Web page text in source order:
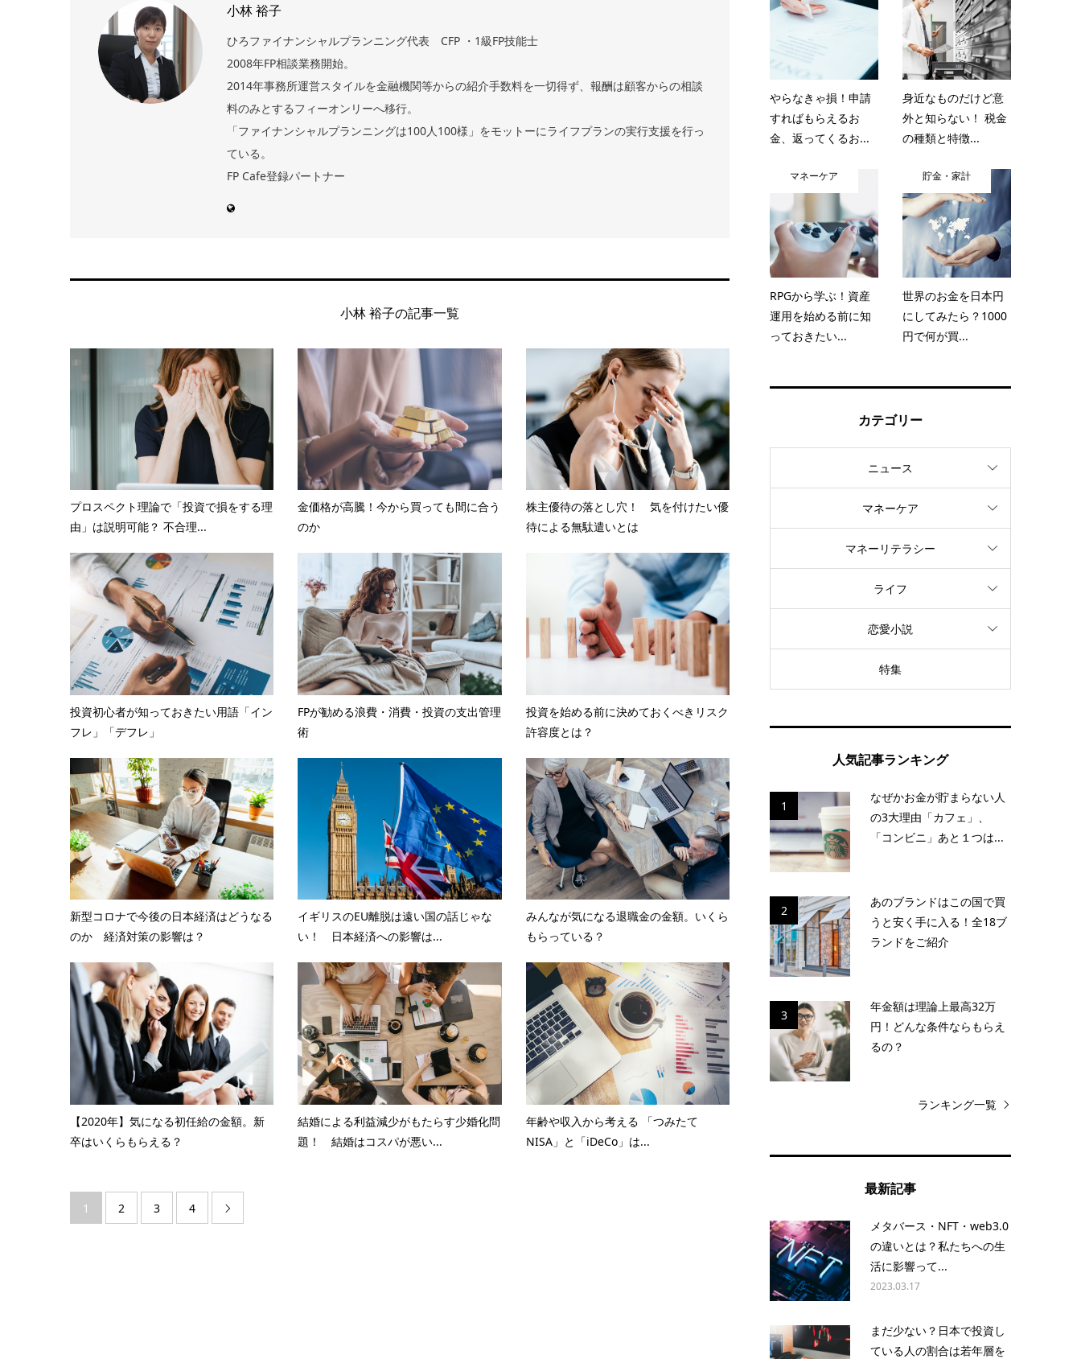
小林 裕子
ひろファイナンシャルプランニング代表 CFP ・1級FP技能士
2008年FP相談業務開始。
2014年事務所運営スタイルを金融機関等からの紹介手数料を一切得ず、報酬は顧客からの相談
料のみとするフィーオンリーへ移行。
「ファイナンシャルプランニングは100人100様」をモットーにライフプランの実行支援を行っ
ている。
FP Cafe登録パートナー
小林 裕子の記事一覧
プロスペクト理論で「投資で損をする理
由」は説明可能？ 不合理...
金価格が高騰！今から買っても間に合う
のか
株主優待の落とし穴！ 気を付けたい優
待による無駄遣いとは
投資初心者が知っておきたい用語「イン
フレ」「デフレ」
FPが勧める浪費・消費・投資の支出管理
術
投資を始める前に決めておくべきリスク
許容度とは？
新型コロナで今後の日本経済はどうなる
のか 経済対策の影響は？
イギリスのEU離脱は遠い国の話じゃな
い！ 日本経済への影響は...
みんなが気になる退職金の金額。いくら
もらっている？
【2020年】気になる初任給の金額。新
卒はいくらもらえる？
結婚による利益減少がもたらす少婚化問
題！ 結婚はコスパが悪い...
年齢や収入から考える 「つみたて
NISA」と「iDeCo」は...
1 2 3 4 
やらなきゃ損！申請
すればもらえるお
金、返ってくるお...
身近なものだけど意
外と知らない！ 税金
の種類と特徴...
マネーケア
RPGから学ぶ！資産
運用を始める前に知
っておきたい...
貯金・家計
世界のお金を日本円
にしてみたら？1000
円で何が買...
カテゴリー
ニュース
マネーケア
マネーリテラシー
ライフ
恋愛小説
特集
人気記事ランキング
1
なぜかお金が貯まらない人
の3大理由「カフェ」、
「コンビニ」あと１つは...
2
あのブランドはこの国で買
うと安く手に入る！全18ブ
ランドをご紹介
3
年金額は理論上最高32万
円！どんな条件ならもらえ
るの？
ランキング一覧
最新記事
メタバース・NFT・web3.0
の違いとは？私たちへの生
活に影響って...
2023.03.17
まだ少ない？日本で投資し
ている人の割合は若年層を